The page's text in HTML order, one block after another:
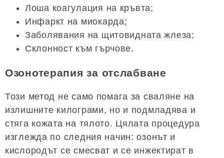
Лоша коагулация на кръвта;
Инфаркт на миокарда;
Заболявания на щитовидната жлеза;
Склонност към гърчове.
Озонотерапия за отслабване
Този метод не само помага за сваляне на
излишните килограми, но и подмладява и
стяга кожата на тялото. Цялата процедура
изглежда по следния начин: озонът и
кислородът се смесват и се инжектират в